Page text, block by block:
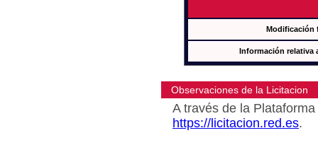
Modificación
Información relativa
Observaciones de la Licitacion
A través de la
https://licitacion.red.es.